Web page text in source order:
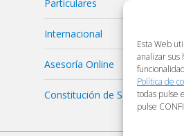
Esta Web
analizar sus
Política de
todas pulse
pulse
Particulares
Internacional
Asesoría Online
Constitución de Sociedades